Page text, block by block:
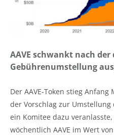
AAVE schwankt nach der
Gebührenumstellung
Der AAVE-Token stieg
der Vorschlag zur
ein Komitee dazu
wöchentlich AAVE im Wert